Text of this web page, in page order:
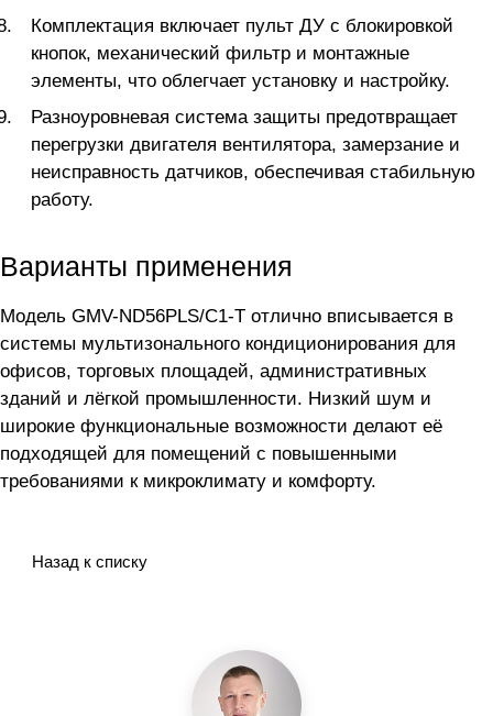
Комплектация включает пульт ДУ с блокировкой
кнопок, механический фильтр и монтажные
элементы, что облегчает установку и настройку.
Разноуровневая система защиты предотвращает
перегрузки двигателя вентилятора, замерзание и
неисправность датчиков, обеспечивая стабильную
работу.
Варианты применения
Модель GMV-ND56PLS/C1-T отлично вписывается в
системы мультизонального кондиционирования для
офисов, торговых площадей, административных
зданий и лёгкой промышленности. Низкий шум и
широкие функциональные возможности делают её
подходящей для помещений с повышенными
требованиями к микроклимату и комфорту.
Назад к списку